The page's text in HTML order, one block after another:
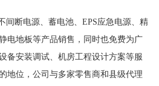
间断电源、蓄电池、EPS应急电源、精
电地板等产品销售，同时也免费为广
备安装调试、机房工程设计方案等服
地位，公司与多家零售商和县级代理